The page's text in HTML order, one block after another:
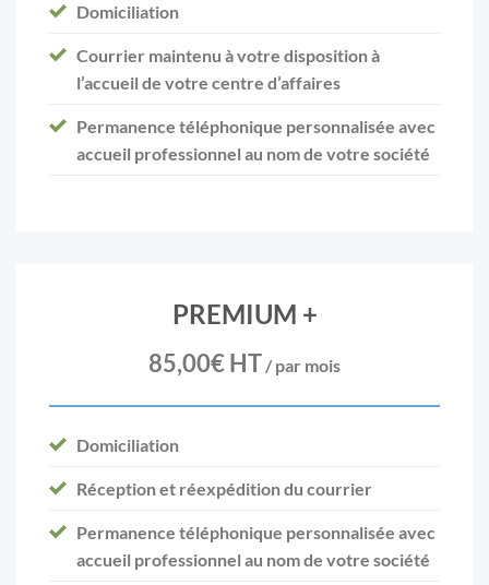
Domiciliation
Courrier maintenu à votre disposition à
l’accueil de votre centre d’affaires
Permanence téléphonique personnalisée avec
accueil professionnel au nom de votre société
PREMIUM +
85,00€ HT / par mois
Domiciliation
Réception et réexpédition du courrier
Permanence téléphonique personnalisée avec
accueil professionnel au nom de votre société